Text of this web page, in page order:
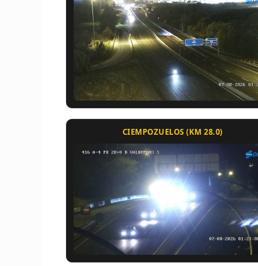
CIEMPOZUELOS (KM 28.0)